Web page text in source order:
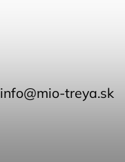
info@mio-treya.sk